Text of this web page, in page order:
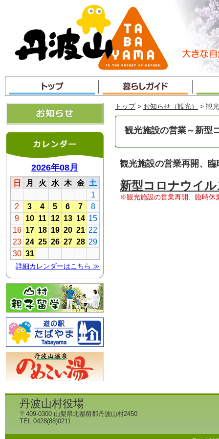
ャ
ン
プ
トップ > お知らせ（観光） > 観
観光施設の営業～新型
観光施設の営業再開、
新型コロナウイ
※観光施設の営業再開、臨時休
丹波山村役場
〒409-0300 山梨県北都留郡丹波山村2450
TEL 0428(88)0211